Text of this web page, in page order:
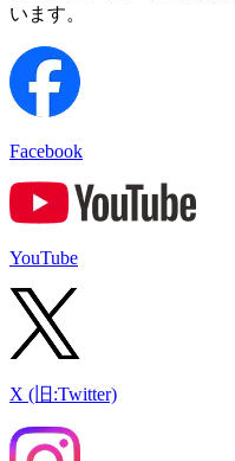
います。
Facebook
YouTube
X (旧:Twitter)